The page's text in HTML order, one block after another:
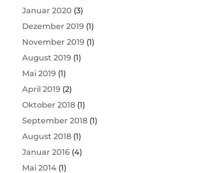
Januar 2020 (3)
Dezember 2019 (1)
November 2019 (1)
August 2019 (1)
Mai 2019 (1)
April 2019 (2)
Oktober 2018(1)
September 2018(1)
August 2018(1)
Januar 2016(4)
Mai 2014(1)